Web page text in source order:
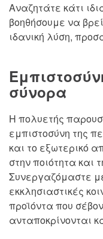
Αναζητάτε κάτι
βοηθήσουμε να
ιδανική λύση,
σύνορα
Η πολυετής
εμπιστοσύνη της
και το εξωτερικό
στην ποιότητα και
Συνεργαζόμαστε
εκκλησιαστικές
προϊόντα που
ανταποκρίνονται